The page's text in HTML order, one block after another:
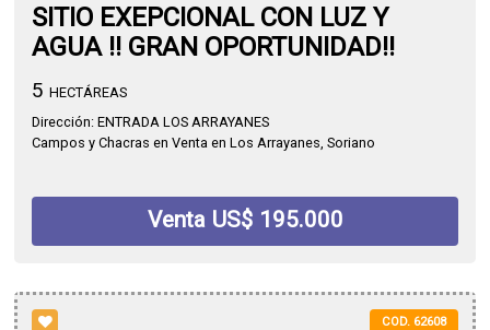
SITIO EXEPCIONAL CON LUZ Y
AGUA !! GRAN OPORTUNIDAD!!
5 HECTÁREAS
Dirección: ENTRADA LOS ARRAYANES
Campos y Chacras en Venta en Los Arrayanes, Soriano
Venta US$ 195.000
COD. 62608